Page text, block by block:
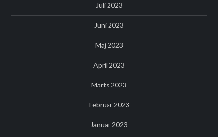
Juli 2023
Juni 2023
Maj 2023
April 2023
Marts 2023
Februar 2023
Januar 2023